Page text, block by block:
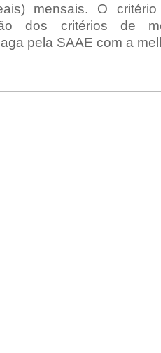
mensais. O critério
dos critérios de
pela SAAE com a